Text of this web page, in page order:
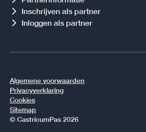
Inschrijven als partner
Inloggen als partner
Algemene voorwaarden
Privacyverklaring
Cookies
Sitemap
© CastricumPas 2026